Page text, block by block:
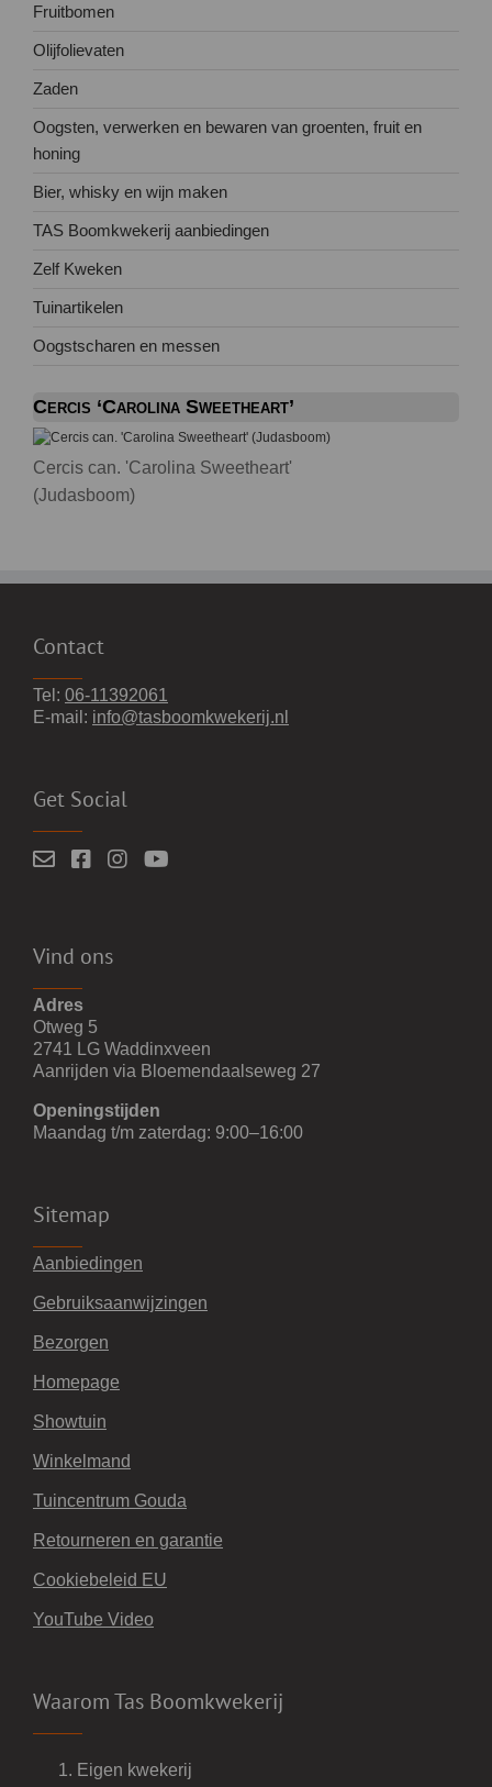
Fruitbomen
Olijfolievaten
Zaden
Oogsten, verwerken en bewaren van groenten, fruit en
honing
Bier, whisky en wijn maken
TAS Boomkwekerij aanbiedingen
Zelf Kweken
Tuinartikelen
Oogstscharen en messen
Cercis ‘Carolina Sweetheart’
Cercis can. 'Carolina Sweetheart'
(Judasboom)
Contact
Tel: 06-11392061
E-mail: info@tasboomkwekerij.nl
Get Social
Vind ons
Adres
Otweg 5
2741 LG Waddinxveen
Aanrijden via Bloemendaalseweg 27
Openingstijden
Maandag t/m zaterdag: 9:00–16:00
Sitemap
Aanbiedingen
Gebruiksaanwijzingen
Bezorgen
Homepage
Showtuin
Winkelmand
Tuincentrum Gouda
Retourneren en garantie
Cookiebeleid EU
YouTube Video
Waarom Tas Boomkwekerij
Eigen kwekerij